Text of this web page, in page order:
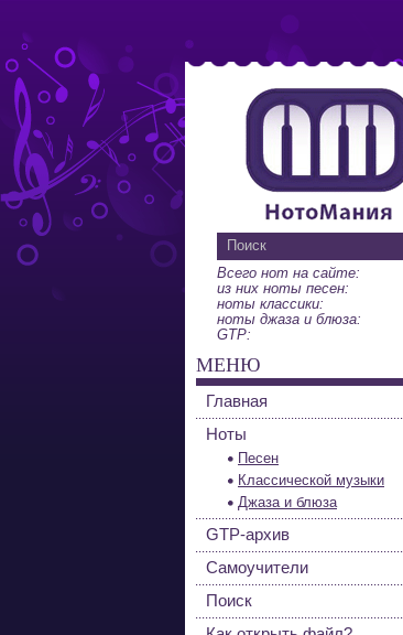
Всего нот на сайте:
из них ноты песен:
ноты классики:
ноты джаза и блюза:
GTP:
МЕНЮ
Главная
Ноты
Песен
Классической музыки
Джаза и блюза
GTP-архив
Самоучители
Поиск